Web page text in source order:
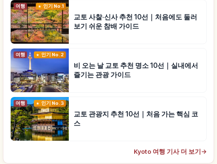
여행 인기 No.1
교토 사찰·신사 추천 10선｜처음에도 둘러
보기 쉬운 참배 가이드
여행 인기 No.2
비 오는 날 교토 추천 명소 10선｜실내에서
즐기는 관광 가이드
여행 인기 No.3
교토 관광지 추천 10선｜처음 가는 핵심 코
스
Kyoto 여행 기사 더 보기 →